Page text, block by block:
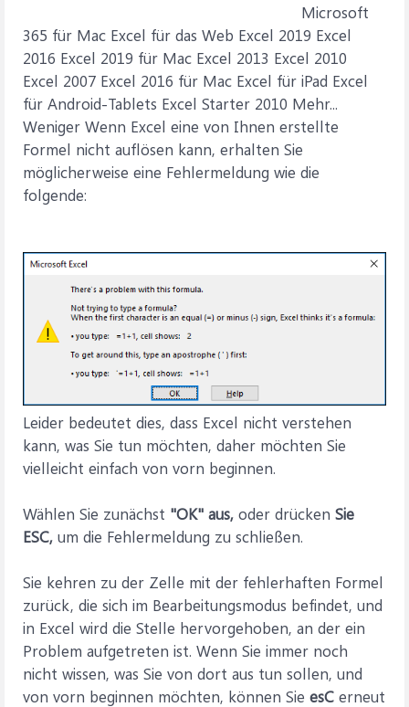
Microsoft
365 für Mac Excel für das Web Excel 2019 Excel
2016 Excel 2019 für Mac Excel 2013 Excel 2010
Excel 2007 Excel 2016 für Mac Excel für iPad Excel
für Android-Tablets Excel Starter 2010 Mehr...
Weniger Wenn Excel eine von Ihnen erstellte
Formel nicht auflösen kann, erhalten Sie
möglicherweise eine Fehlermeldung wie die
folgende:
Leider bedeutet dies, dass Excel nicht verstehen
kann, was Sie tun möchten, daher möchten Sie
vielleicht einfach von vorn beginnen.
Wählen Sie zunächst "OK" aus, oder drücken Sie
ESC, um die Fehlermeldung zu schließen.
Sie kehren zu der Zelle mit der fehlerhaften Formel
zurück, die sich im Bearbeitungsmodus befindet, und
in Excel wird die Stelle hervorgehoben, an der ein
Problem aufgetreten ist. Wenn Sie immer noch
nicht wissen, was Sie von dort aus tun sollen, und
von vorn beginnen möchten, können Sie esC erneut